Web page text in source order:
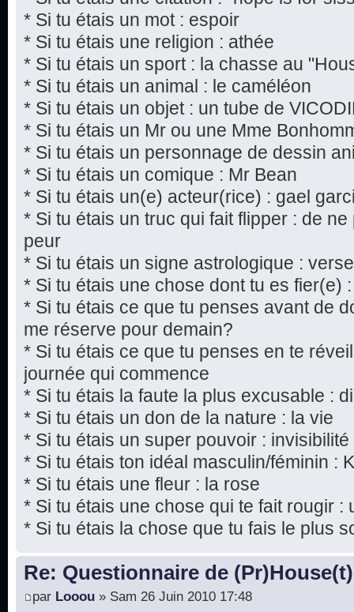
* Si tu étais un mot : espoir
* Si tu étais une religion : athée
* Si tu étais un sport : la chasse au
* Si tu étais un animal : le caméléon
* Si tu étais un objet : un tube de
* Si tu étais un Mr ou une Mme
* Si tu étais un personnage de dessin
* Si tu étais un comique : Mr Bean
* Si tu étais un(e) acteur(rice) : gael
* Si tu étais un truc qui fait flipper : de
peur
* Si tu étais un signe astrologique :
* Si tu étais une chose dont tu es fier(e)
* Si tu étais ce que tu penses avant de
me réserve pour demain?
* Si tu étais ce que tu penses en te
journée qui commence
* Si tu étais la faute la plus excusable :
* Si tu étais un don de la nature : la vie
* Si tu étais un super pouvoir : invisibilité
* Si tu étais ton idéal masculin/féminin :
* Si tu étais une fleur : la rose
* Si tu étais une chose qui te fait rougir :
* Si tu étais la chose que tu fais le plus
Re: Questionnaire de (Pr)House(t)
par Looou » Sam 26 Juin 2010 17:48